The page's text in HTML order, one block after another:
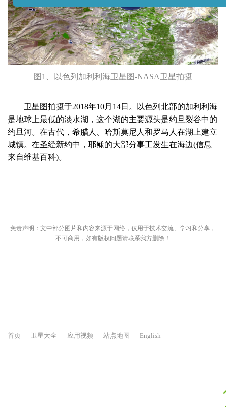
图1、以色列加利利海卫星图-NASA卫星拍摄
卫星图拍摄于2018年10月14日。以色列北部的加利利海
是地球上最低的淡水湖，这个湖的主要源头是约旦裂谷中的
约旦河。在古代，希腊人、哈斯莫尼人和罗马人在湖上建立
城镇。在圣经新约中，耶稣的大部分事工发生在海边(信息
来自维基百科)。
免责声明：文中部分图片和内容来源于网络，仅用于技术交流、学习和分享，
不可商用，如有版权问题请联系我方删除！
首页 卫星大全 应用视频 站点地图 English